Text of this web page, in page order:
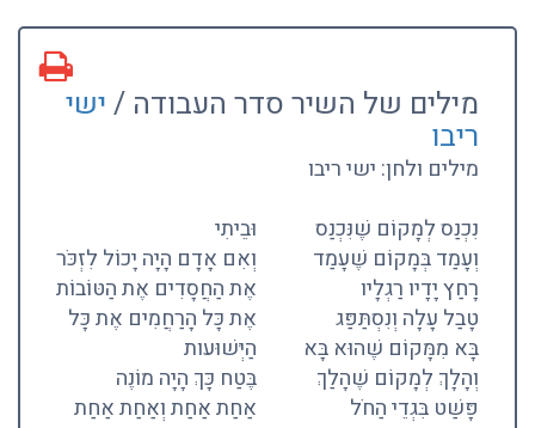
מילים של השיר סדר העבודה /ישי
ריבו
מילים ולחן: ישי ריבו
נִכְנַס לְמָקוֹם שֶׁנִּכְנַס
וְעָמַד בְּמָקוֹם שֶׁעָמַד
רָחַץ יָדָיו רַגְלָיו
טָבַל עָלָה וְנִסְתַּפַּג
בָּא מִמָּקוֹם שֶׁהוּא בָּא
וְהָלָךְ לְמָקוֹם שֶׁהָלַךְ
פָּשַׁט בִּגְדֵי הַחֹל
וּבֵיתִי
וְאִם אָדָם הָיָה יָכוֹל לִזְכֹּר
אֶת הַחֲסָדִים אֶת הַטּוֹבוֹת
אֶת כָּל הָרַחֲמִים אֶת כָּל
הַיְּשׁוּעות
בֶּטַח כָּךְ הָיָה מוֹנֶה
אַחַת אַחַת וְאַחַת אַחַת